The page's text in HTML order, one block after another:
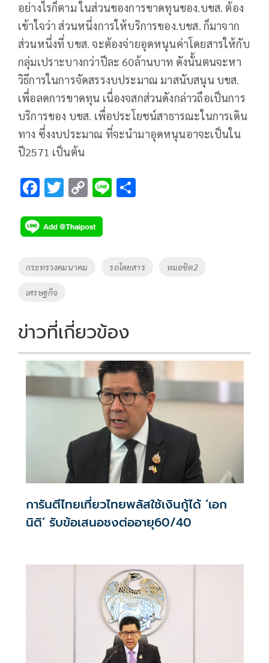
อย่างไรก็ตาม ในส่วนของการขาดทุนของ.บขส. ต้อง
เข้าใจว่า ส่วนหนึ่งการให้บริการของ.บขส. ก็มาจาก
ส่วนหนึ่งที่ บขส. จะต้องจ่ายอุดหนุนค่าโดยสารให้กับ
กลุ่มเปราะบางกว่าปีละ 60ล้านบาท ดังนั้นตนจะหา
วิธีการในการจัดสรรงบประมาณ มาสนับสนุน บขส.
เพื่อลดการขาดทุน เนื่องจสกส่วนดังกล่าวถือเป็นการ
บริการของ บขส. เพื่อประโยชน์สาธารณะในการเดิน
ทาง ซึ่งงบประมาณ ที่จะนำมาอุดหนุนอาจะเป็นใน
ปี2571 เป็นต้น
F
e
b
o
o
k
T
tt
er
C
p
y
Li
Tags
กระทรวงคมนาคม รถโดยสาร หมอชิต2
เศรษฐกิจ
ข่าวที่เกี่ยวข้อง
การันตีไทยเที่ยวไทยพลัสใช้เงินกู้ได้ ‘เอก
นิติ’ รับข้อเสนอชงต่ออายุ60/40